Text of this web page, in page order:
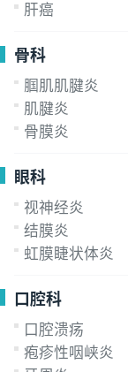
肝癌
骨科
腘肌肌腱炎
肌腱炎
骨膜炎
眼科
视神经炎
结膜炎
虹膜睫状体炎
口腔科
口腔溃疡
疱疹性咽峡炎